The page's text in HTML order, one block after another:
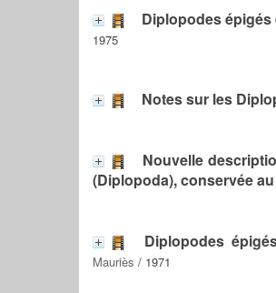
Diplopodes
1975
Notes sur les
Nouvelle
(Diplopoda), conservée
Diplopodes
Mauriès / 1971